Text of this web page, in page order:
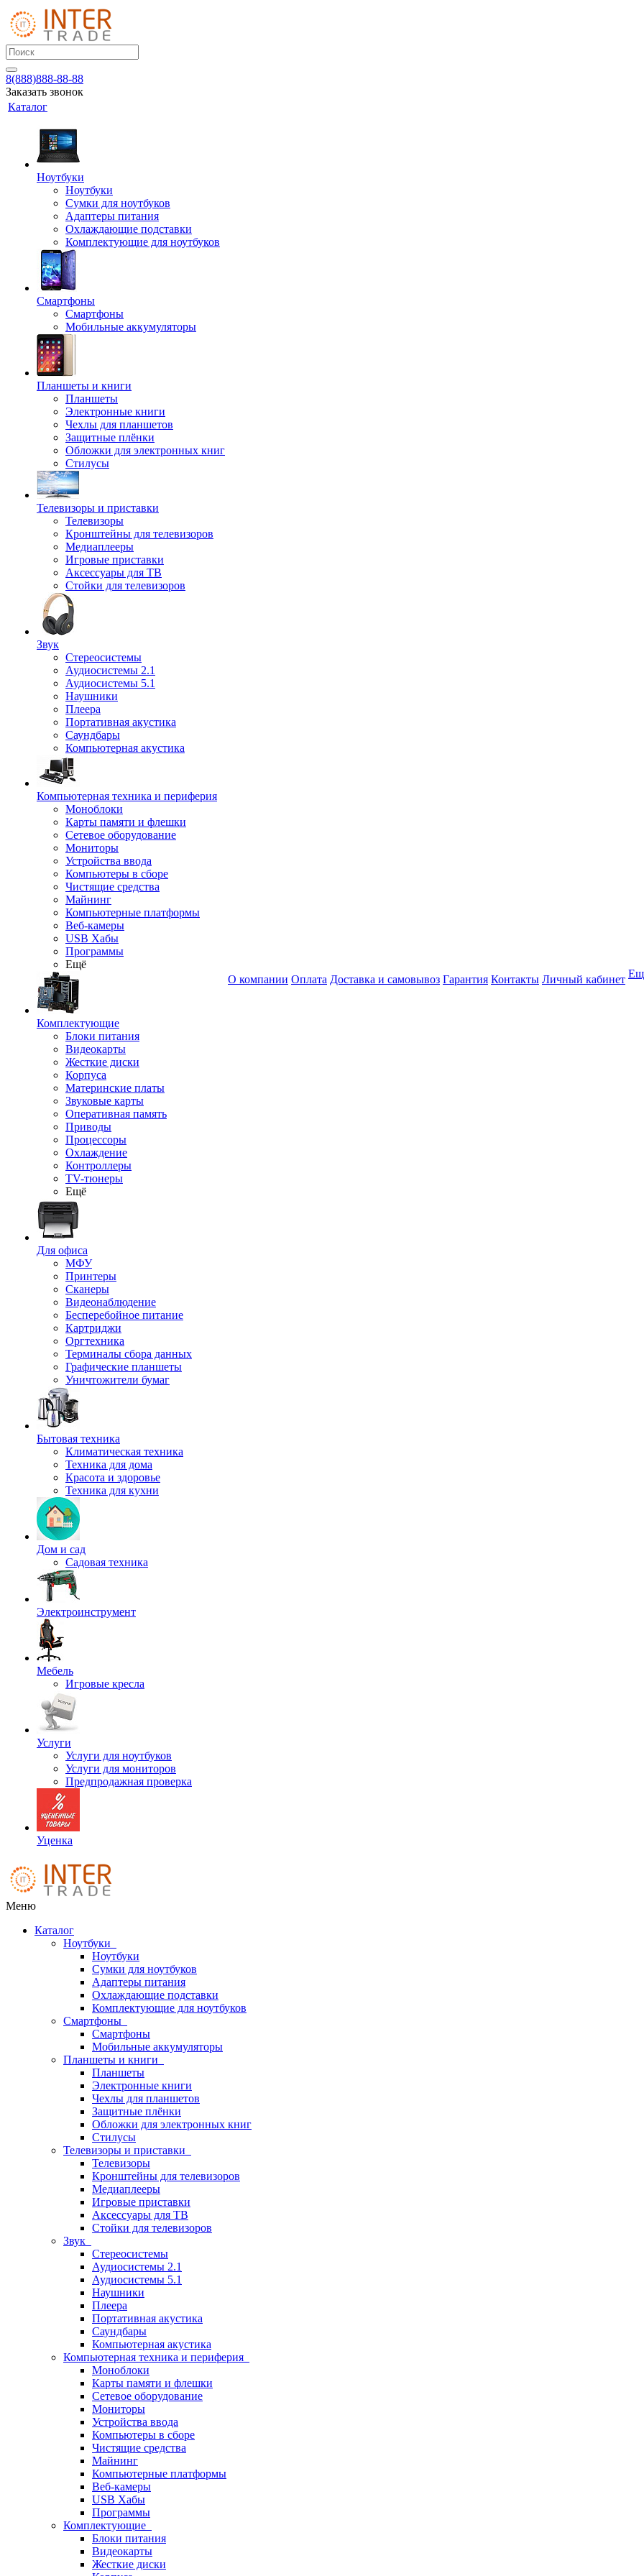
8(888)888-88-88
Заказать звонок
Каталог
Ноутбуки
Ноутбуки
Сумки для ноутбуков
Адаптеры питания
Охлаждающие подставки
Комплектующие для ноутбуков
Смартфоны
Смартфоны
Мобильные аккумуляторы
Планшеты и книги
Планшеты
Электронные книги
Чехлы для планшетов
Защитные плёнки
Обложки для электронных книг
Стилусы
Телевизоры и приставки
Телевизоры
Кронштейны для телевизоров
Медиаплееры
Игровые приставки
Аксессуары для ТВ
Стойки для телевизоров
Звук
Стереосистемы
Аудиосистемы 2.1
Аудиосистемы 5.1
Наушники
Плеера
Портативная акустика
Саундбары
Компьютерная акустика
Компьютерная техника и периферия
Моноблоки
Карты памяти и флешки
Сетевое оборудование
Мониторы
Устройства ввода
Компьютеры в сборе
Чистящие средства
Майнинг
Компьютерные платформы
Веб-камеры
USB Хабы
Программы
Ещё
Комплектующие
Блоки питания
Видеокарты
Жесткие диски
Корпуса
Материнские платы
Звуковые карты
Оперативная память
Приводы
Процессоры
Охлаждение
Контроллеры
TV-тюнеры
Ещё
Для офиса
МФУ
Принтеры
Сканеры
Видеонаблюдение
Бесперебойное питание
Картриджи
Оргтехника
Терминалы сбора данных
Графические планшеты
Уничтожители бумаг
Бытовая техника
Климатическая техника
Техника для дома
Красота и здоровье
Техника для кухни
Дом и сад
Садовая техника
Электроинструмент
Мебель
Игровые кресла
Услуги
Услуги для ноутбуков
Услуги для мониторов
Предпродажная проверка
Уценка
О компании Оплата Доставка и самовывоз Гарантия Контакты Личный кабинет
Меню
Каталог
Ноутбуки
Ноутбуки
Сумки для ноутбуков
Адаптеры питания
Охлаждающие подставки
Комплектующие для ноутбуков
Смартфоны
Смартфоны
Мобильные аккумуляторы
Планшеты и книги
Планшеты
Электронные книги
Чехлы для планшетов
Защитные плёнки
Обложки для электронных книг
Стилусы
Телевизоры и приставки
Телевизоры
Кронштейны для телевизоров
Медиаплееры
Игровые приставки
Аксессуары для ТВ
Стойки для телевизоров
Звук
Стереосистемы
Аудиосистемы 2.1
Аудиосистемы 5.1
Наушники
Плеера
Портативная акустика
Саундбары
Компьютерная акустика
Компьютерная техника и периферия
Моноблоки
Карты памяти и флешки
Сетевое оборудование
Мониторы
Устройства ввода
Компьютеры в сборе
Чистящие средства
Майнинг
Компьютерные платформы
Веб-камеры
USB Хабы
Программы
Комплектующие
Блоки питания
Видеокарты
Жесткие диски